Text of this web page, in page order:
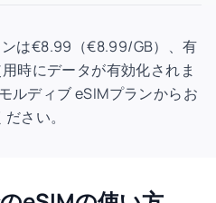
ンは€8.99（€8.99/GB）、有
時にデータが有効化されま
ルディブ eSIMプランからお
さい。